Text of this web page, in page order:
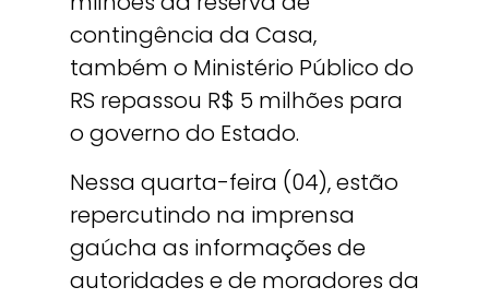
contingência da Casa,
também o Ministério Público do
RS repassou R$ 5 milhões para
o governo do Estado.
Nessa quarta-feira (04), estão
repercutindo na imprensa
gaúcha as informações de
autoridades e de moradores da